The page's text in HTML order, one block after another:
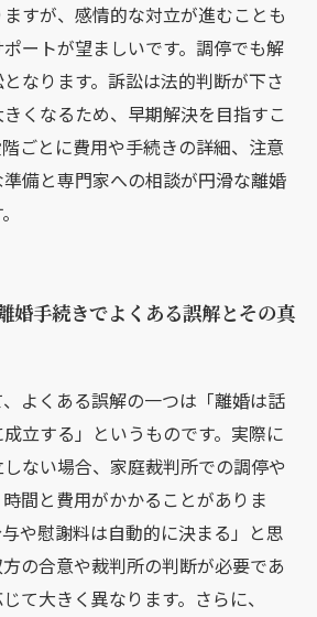
すが、感情的な対立が進むことも
ートが望ましいです。調停でも解
なります。訴訟は法的判断が下さ
くなるため、早期解決を目指すこ
ごとに費用や手続きの詳細、注意
備と専門家への相談が円滑な離婚
婚手続きでよくある誤解とその真
よくある誤解の一つは「離婚は話
立する」というものです。実際に
ない場合、家庭裁判所での調停や
間と費用がかかることがありま
や慰謝料は自動的に決まる」と思
の合意や裁判所の判断が必要であ
て大きく異なります。さらに、